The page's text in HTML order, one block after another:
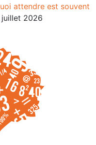
attendre est souvent
juillet 2026